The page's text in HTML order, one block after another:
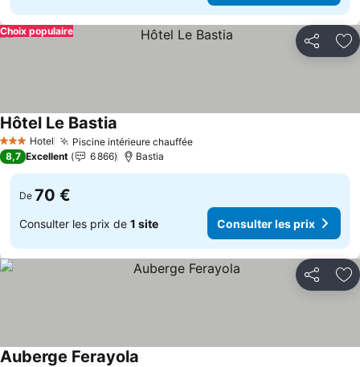
Partager
Choix populaire
3 ÉtoilesHotel Piscine intérieure chaufféeConsulter les prix
Hôtel Le Bastia
8,7 Excellent 6 866 Bastia
De 70 €
Consulter les prix de 1 site Consulter les prix
Partager
Auberge Ferayola